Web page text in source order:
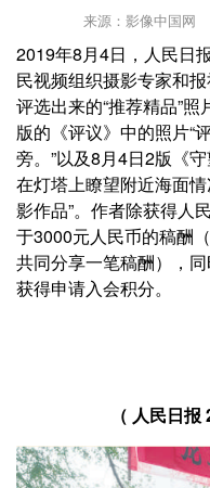
来源：影像中国网
2019年8月4日，人民日
民视频组织摄影专家和
评选出来的“推荐精品”
版的《评议》中的照片“
旁。”以及8月4日2版《
在灯塔上瞭望附近海面
影作品”。作者除获得人
于3000元人民币的稿酬
共同分享一笔稿酬），
获得申请入会积分。
（ 人民日报